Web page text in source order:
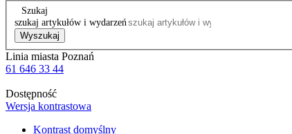
Szukaj
szukaj artykułów i wydarzeń
Wyszukaj
Linia miasta Poznań
61 646 33 44
Dostępność
Wersja kontrastowa
Kontrast domyślny